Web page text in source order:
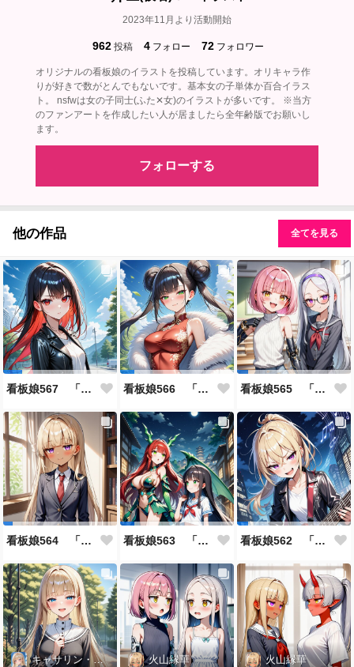
2023年11月より活動開始
962 投稿 4 フォロー 72 フォロワー
オリジナルの看板娘のイラストを投稿しています。オリキャラ作
りが好きで数がとんでもないです。基本女の子単体か百合イラス
ト。 nsfwは女の子同士(ふた✕女)のイラストが多いです。 ※当方
のファンアートを作成したい人が居ましたら全年齢版でお願いし
ます。
フォローする
他の作品 全てを見る
看板娘567 「雪村恋のよもやま話」 看板娘566 「ナンシー・ツァオのよもやま話」 看板娘565 「銀一族」
看板娘564 「ジェルマ・レスポストン・八百のよもやま話」 看板娘563 「騒ぎの終わり」 看板娘562 「八木沼千絵のよもやま話」
キャサリン・アストリー 火山縁華 火山縁華